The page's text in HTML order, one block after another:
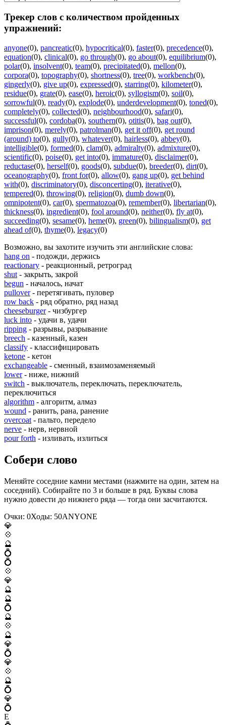
Трекер слов с количеством пройденных
упражнений:
anyone(0), pancreatic(0), hypocritical(0), faster(0), precedence(0),
equation(0), clinical(0), go through(0), go about(0), equilibrium(0),
polar(0), insolvent(0), team(0), precipitated(0), mellon(0),
corpora(0), topography(0), shortness(0), tree(0), workbench(0),
gingerly(0), give up(0), expressed(0), starring(0), kilometer(0),
residue(0), grate(0), ease(0), heroic(0), syllogism(0), soil(0),
sorrowful(0), ready(0), explode(0), underdevelopment(0), toned(0),
completely(0), collected(0), neighbourhood(0), safari(0),
successful(0), cordoba(0), southern(0), otitis(0), bag out(0),
imprison(0), merely(0), patrolman(0), get it off(0), get round
(around) to(0), gully(0), whatever(0), hairless(0), abbey(0),
intelligible(0), formed(0), clam(0), admiralty(0), admixture(0),
scientific(0), poise(0), get into(0), immature(0), disclaimer(0),
reductase(0), herself(0), goods(0), subdue(0), breeder(0), dirt(0),
oceanography(0), front for(0), allow(0), gang up(0), get behind
with(0), discriminatory(0), disconcerting(0), iterative(0),
tempered(0), throwing(0), religion(0), dumb down(0),
omnipotent(0), car(0), spermatozoa(0), remember(0), libertarian(0),
thickness(0), ingredient(0), fool around(0), neither(0), fly at(0),
succeeding(0), sesame(0), heme(0), green(0), bilingualism(0), get
ahead of(0), thyme(0), legacy(0)
Возможно, вы захотите изучить эти английские слова:
hang on - подожди, держись
reactionary - реакционный, ретроград
shut - закрыть, закрой
begun - началось, начат
pullover- перетягивать, пуловер
row back - ряд обратно, ряд назад
cheeseburger- чизбургер
luck into - удачи в, удачи
ripping - разрывы, разрывание
breech - казенный, казен
classify - классифицировать
ketone - кетон
exchangeable - сменный, взаимозаменяемый
lower- ниже, нижний
switch - выключатель, переключать, переключатель,
переключиться
algorithm - алгоритм, алмаз
wound - ранить, рана, ранение
overcoat - пальто, передело
nerve - нерв, нервной
pour forth - изливать, излиться
Собери слово
Меняйте соседние камни местами (нажмите на один, затем на
соседний). Собирайте по 3 и больше в ряд. Буквы слова
нужно довести до нижнего ряда — тогда они засчитаются.
Очки: 0Ходы: 50ANYONE
💎
💠
🔮
💍
💍
💠
💎
🔮
🔮
💍
🔮
💠
🔮
💎
💍
💎
💠
🔮
💍
💎
💍
E